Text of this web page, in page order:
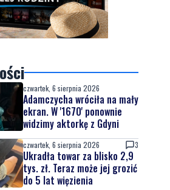
czwartek, 6 sierpnia 2026
Adamczycha wróciła na mały
ekran. W '1670' ponownie
widzimy aktorkę z Gdyni
czwartek, 6 sierpnia 2026 3
Ukradła towar za blisko 2,9
tys. zł. Teraz może jej grozić
do 5 lat więzienia